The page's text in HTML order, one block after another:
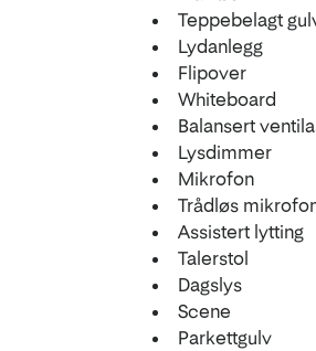
Teppebelagt
Lydanlegg
Flipover
Whiteboard
Balansert
Lysdimmer
Mikrofon
Trådløs
Assistert lytting
Talerstol
Dagslys
Scene
Parkettgulv